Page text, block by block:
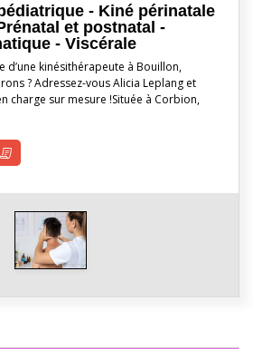
- Kiné périnatale
et postnatal -
- Viscérale
d’une kinésithérapeute à Bouillon,
? Adressez-vous Alicia Leplang et
charge sur mesure !Située à Corbion,